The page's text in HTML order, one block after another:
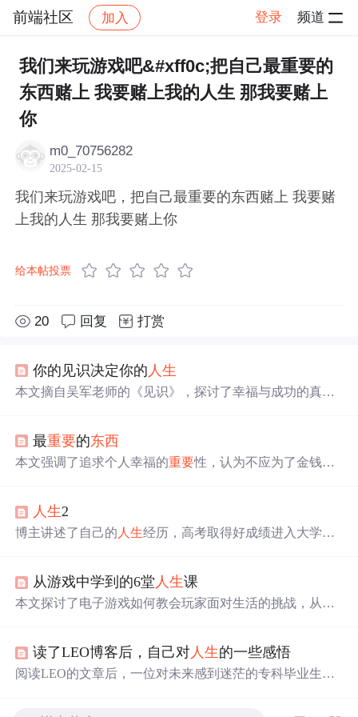
前端社区 加入 登录 频道
社区 前端社区 感慨 帖子详情
我们来玩游戏吧&#xff0c;把自己最重要的
东西赌上 我要赌上我的人生 那我要赌上
你
m0_70756282
2025-02-15
我们来玩游戏吧，把自己最重要的东西赌上 我要赌
上我的人生 那我要赌上你
给本帖投票
20 回复 打赏
你的见识决定你的 人生
本文摘自吴军老师的《见识》，探讨了幸福与成功的真
作、避免职场误区等。
最重要的东西
本文强调了追求个人幸福的重要性，认为不应为了金钱而
人生2
博主讲述了自己的 人生经历，高考取得好成绩进入大学后
始思考人生，认识到低谷是挑战和机会。
从游戏中学到的6堂 人生课
本文探讨了电子游戏如何教会玩家面对生活的挑战，从个
读了LEO博客后，自己对人生的一些感悟
阅读LEO的文章后，一位对未来感到迷茫的专科毕业生找